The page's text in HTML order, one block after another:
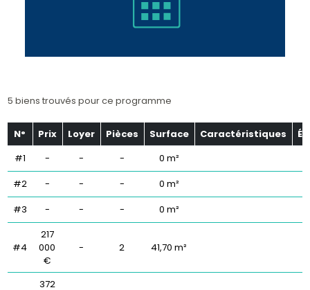
5 biens trouvés pour ce programme
N° Prix Loyer Pièces Surface Caractéristiques
#1
- - - 0 m²
#2
- - - 0 m²
#3
- - - 0 m²
#4
217
000
€
- 2 41,70 m²
372